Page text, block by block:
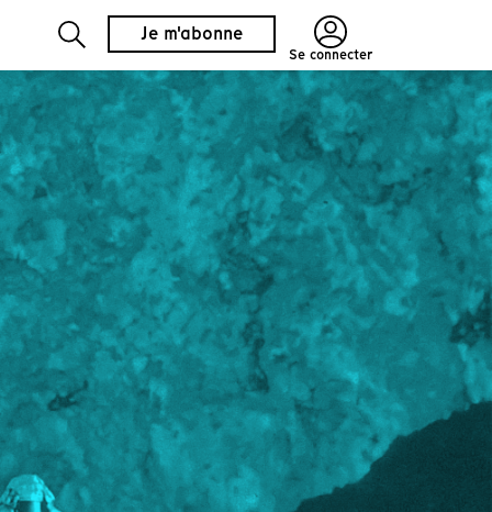
Je m'abonne
Se connecter